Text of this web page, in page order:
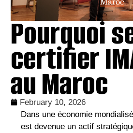
Pourquoi
certifier
au Maroc
February 10, 2026
Dans une économie
est devenue un actif